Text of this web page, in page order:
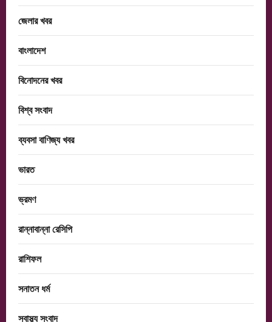
জেলার খবর
বাংলাদেশ
বিনোদনের খবর
বিশ্ব সংবাদ
ব্যবসা বাণিজ্য খবর
ভারত
ভ্রমণ
রান্নাবান্না রেসিপি
রাশিফল
সনাতন ধর্ম
স্বাস্থ্য সংবাদ